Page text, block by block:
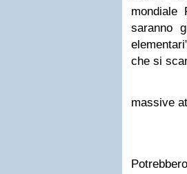
mondiale
saranno
che si
massive